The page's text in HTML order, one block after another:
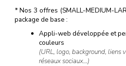
*Nos 3 offres (SMALL-MEDIUM-
package de base :
Appli-web développée et
couleurs
(URL, logo, background, liens
réseaux sociaux…)